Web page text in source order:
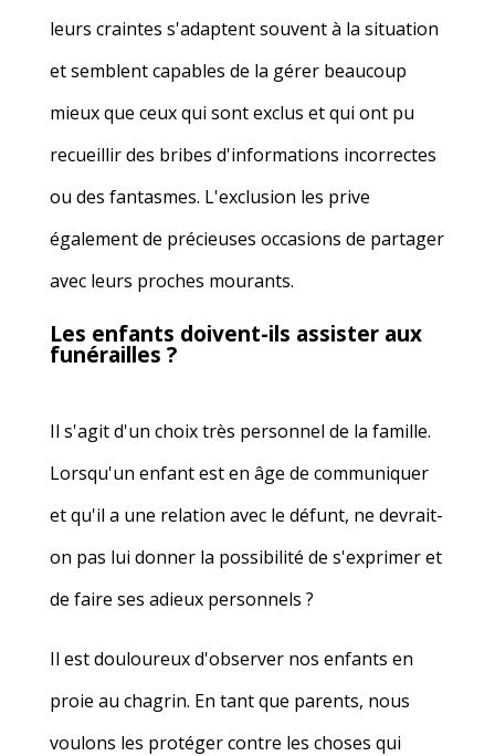
leurs craintes s'adaptent souvent à la situation
et semblent capables de la gérer beaucoup
mieux que ceux qui sont exclus et qui ont pu
recueillir des bribes d'informations incorrectes
ou des fantasmes. L'exclusion les prive
également de précieuses occasions de partager
avec leurs proches mourants.
Les enfants doivent-ils assister aux
funérailles ?
Il s'agit d'un choix très personnel de la famille.
Lorsqu'un enfant est en âge de communiquer
et qu'il a une relation avec le défunt, ne devrait-
on pas lui donner la possibilité de s'exprimer et
de faire ses adieux personnels ?
Il est douloureux d'observer nos enfants en
proie au chagrin. En tant que parents, nous
voulons les protéger contre les choses qui